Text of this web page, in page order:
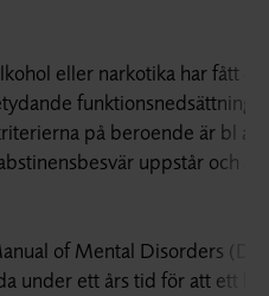
eller narkotika har fått
funktionsnedsättning
på beroende är bl a
uppstår och
of Mental Disorders
under ett års tid för att ett